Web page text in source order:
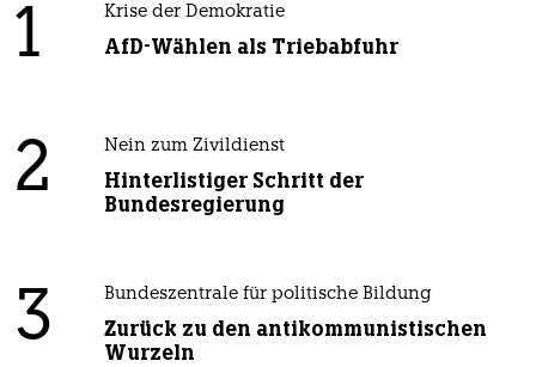
1 Krise der Demokratie
AfD-Wählen als Triebabfuhr
2 Nein zum Zivildienst
Hinterlistiger Schritt der
Bundesregierung
3 Bundeszentrale für politische Bildung
Zurück zu den antikommunistischen
Wurzeln